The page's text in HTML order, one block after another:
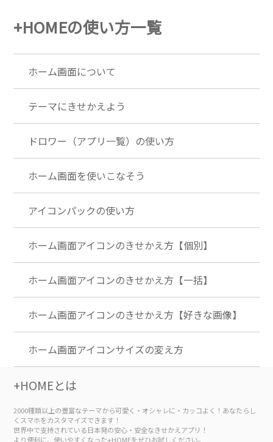
+HOMEの使い方一覧
ホーム画面について
テーマにきせかえよう
ドロワー（アプリ一覧）の使い方
ホーム画面を使いこなそう
アイコンパックの使い方
ホーム画面アイコンのきせかえ方【個別】
ホーム画面アイコンのきせかえ方【一括】
ホーム画面アイコンのきせかえ方【好きな画像】
ホーム画面アイコンサイズの変え方
+HOMEとは
2000種類以上の豊富なテーマから可愛く・オシャレに・カッコよく！あなたらし
くスマホをカスタマイズできます！
世界中で支持されている日本発の安心・安全なきせかえアプリ！
より便利に、使いやすくなった+HOMEをぜひお試しください。